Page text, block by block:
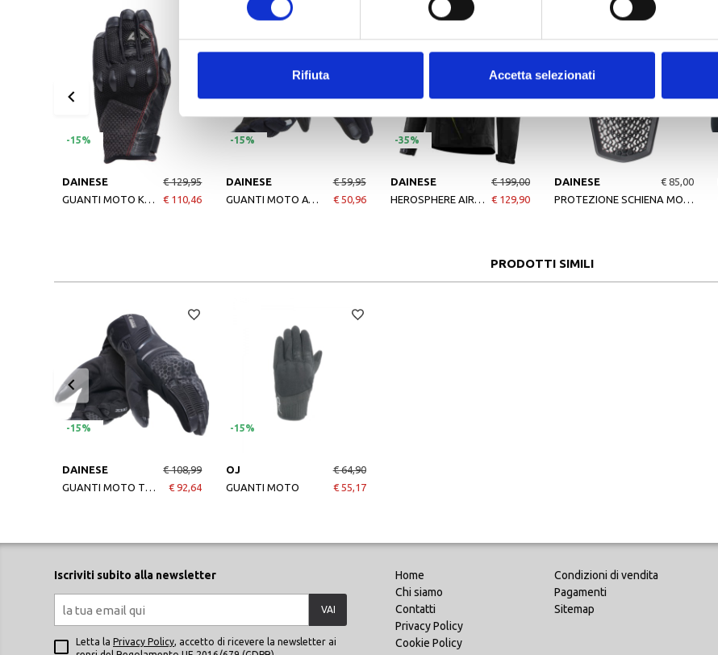
Rifiuta Accetta selezionati
-15%
DAINESE
€ 129,95
€ 110,46
-15%
DAINESE
€ 59,95
€ 50,96
-35%
DAINESE
€ 199,00
€ 129,90
DAINESE
€ 85,00
PRODOTTI SIMILI
-15%
DAINESE
GUANTI MOTO TEMPEST 2 DDRY SHORT GLOVES BLACK
€ 108,99
€ 92,64
-15%
OJ
GUANTI MOTO
€ 64,90
€ 55,17
Iscriviti subito alla newsletter
VAI
Letta la Privacy Policy, accetto di ricevere la newsletter ai
Home
Chi siamo
Contatti
Privacy Policy
Cookie Policy
Condizioni di vendita
Pagamenti
Sitemap